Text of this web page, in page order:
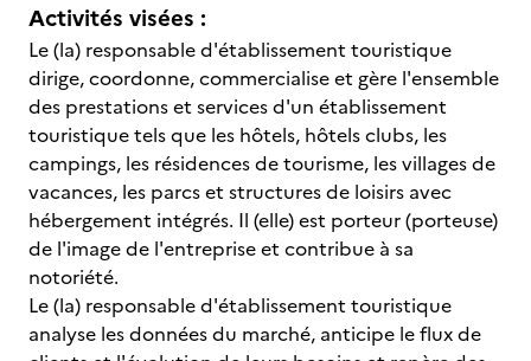
Activités visées :
Le (la) responsable d'établissement touristique
dirige, coordonne, commercialise et gère l'ensemble
des prestations et services d'un établissement
touristique tels que les hôtels, hôtels clubs, les
campings, les résidences de tourisme, les villages de
vacances, les parcs et structures de loisirs avec
hébergement intégrés. Il (elle) est porteur (porteuse)
de l'image de l'entreprise et contribue à sa
notoriété.
Le (la) responsable d'établissement touristique
analyse les données du marché, anticipe le flux de